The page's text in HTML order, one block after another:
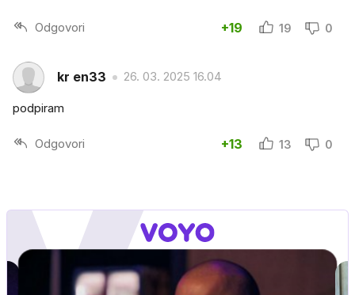
Odgovori +19 19 0
kr en33 26. 03. 2025 16.04
podpiram
Odgovori +13 13 0